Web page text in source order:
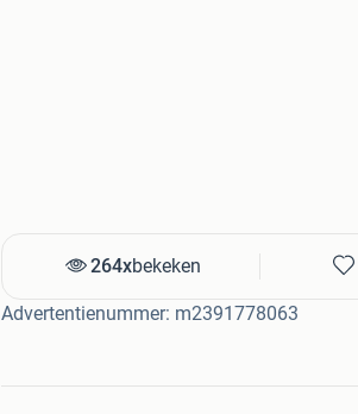
264xbekeken
Advertentienummer: m2391778063